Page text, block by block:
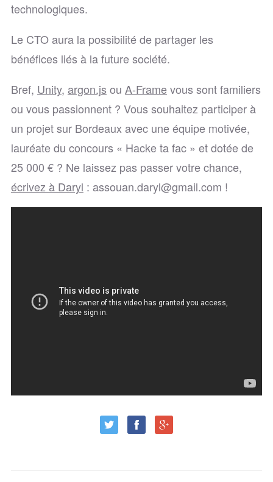
technologiques.
Le CTO aura la possibilité de partager les
bénéfices liés à la future société.
Bref, Unity, argon.js ou A-Framevous sont familiers
ou vous passionnent ? Vous souhaitez participer à
un projet sur Bordeaux avec une équipe motivée,
lauréate du concours « Hacke ta fac » et dotée de
25 000 € ? Ne laissez pas passer votre chance,
écrivez à Daryl : assouan.daryl@gmail.com !